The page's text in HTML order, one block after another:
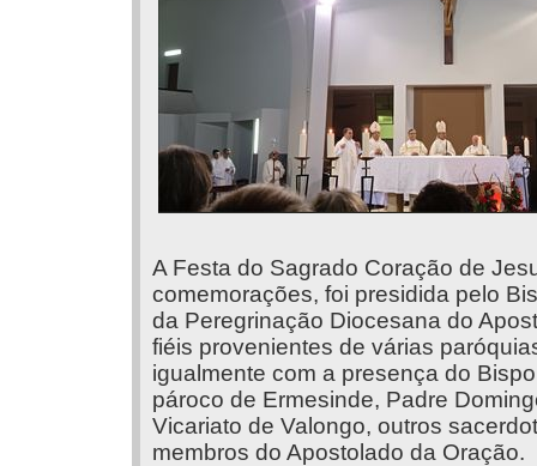
A Festa do Sagrado Coração de
comemorações, foi presidida pelo
da Peregrinação Diocesana do
fiéis provenientes de várias
igualmente com a presença do
pároco de Ermesinde, Padre
Vicariato de Valongo, outros
membros do Apostolado da Oração.